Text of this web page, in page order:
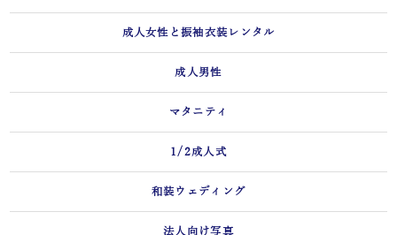
成人女性と振袖衣装レンタル
成人男性
マタニティ
1/2成人式
和装ウェディング
法人向け写真